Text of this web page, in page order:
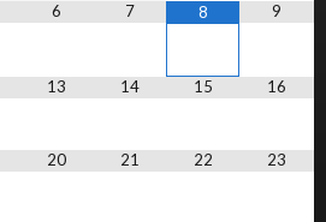
6 7 8 9
13 14 15 16
20 21 22 23